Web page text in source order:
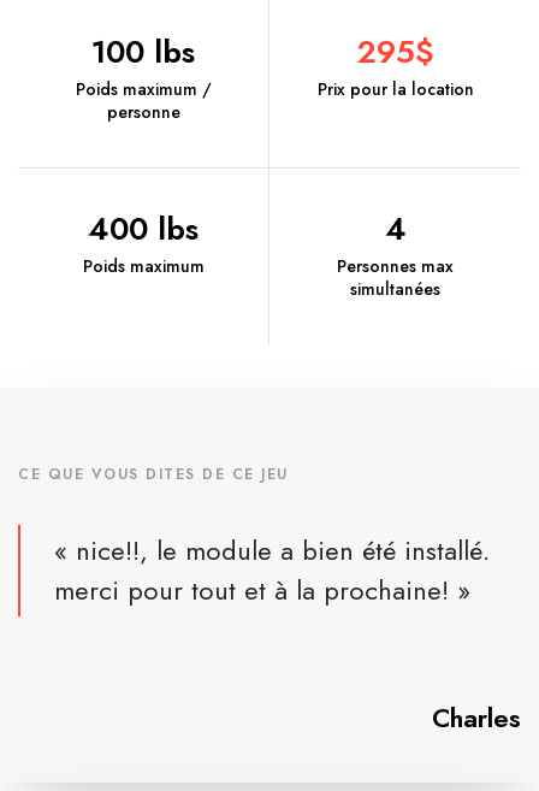
100 lbs
Poids maximum /
personne
295$
Prix pour la location
400 lbs
Poids maximum
4
Personnes max
simultanées
CE QUE VOUS DITES DE CE JEU
« nice!!, le module a bien été installé.
merci pour tout et à la prochaine! »
Charles